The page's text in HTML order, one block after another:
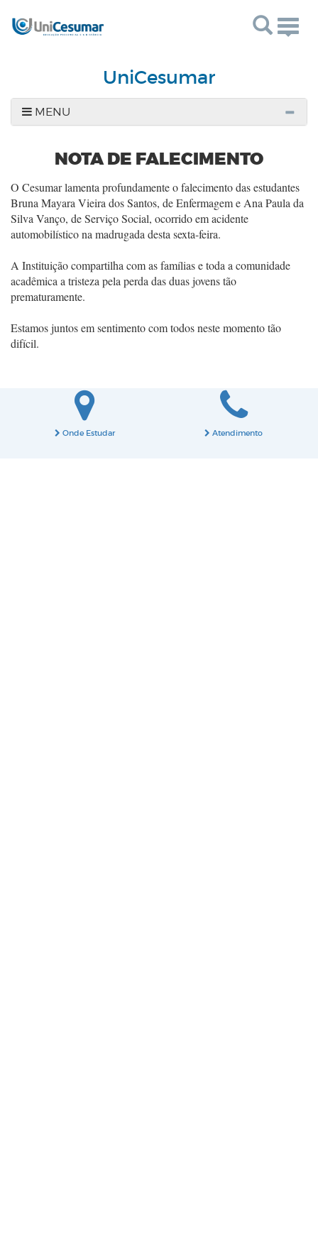
UniCesumar
MENU
NOTA DE FALECIMENTO
O Cesumar lamenta profundamente o falecimento das estudantes
Bruna Mayara Vieira dos Santos, de Enfermagem e Ana Paula da
Silva Vanço, de Serviço Social, ocorrido em acidente
automobilístico na madrugada desta sexta-feira.
A Instituição compartilha com as famílias e toda a comunidade
acadêmica a tristeza pela perda das duas jovens tão
prematuramente.
Estamos juntos em sentimento com todos neste momento tão
difícil.
Onde Estudar Atendimento